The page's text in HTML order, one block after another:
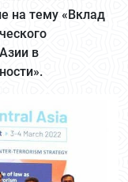
на тему «Вклад
в